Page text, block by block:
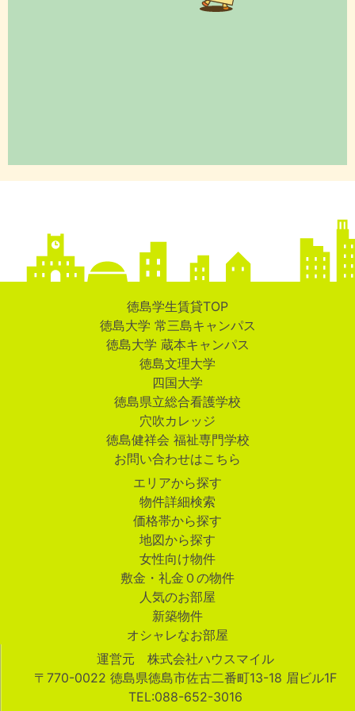
徳島学生賃貸TOP
徳島大学 常三島キャンパス
徳島大学 蔵本キャンパス
徳島文理大学
四国大学
徳島県立総合看護学校
穴吹カレッジ
徳島健祥会 福祉専門学校
お問い合わせはこちら
エリアから探す
物件詳細検索
価格帯から探す
地図から探す
女性向け物件
敷金・礼金０の物件
人気のお部屋
新築物件
オシャレなお部屋
運営元 株式会社ハウスマイル
〒770-0022 徳島県徳島市佐古二番町13-18 眉ビル1F
TEL:088-652-3016